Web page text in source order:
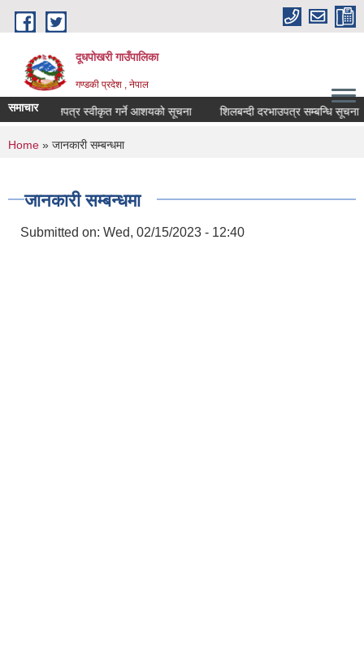
Skip to main content
दूधपोखरी गाउँपालिका
गण्डकी प्रदेश , नेपाल
समाचार बोलपत्र स्वीकृत गर्ने आशयको सूचना शिलबन्दी दरभाउपत्र सम्बन्धि सूचना
You are here
Home » जानकारी सम्बन्धमा
जानकारी सम्बन्धमा
Submitted on: Wed, 02/15/2023 - 12:40